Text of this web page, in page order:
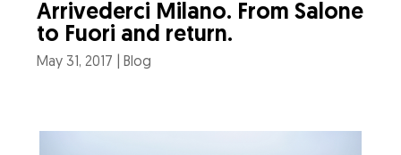
Arrivederci Milano. From Salone
to Fuori and return.
May 31, 2017 Blog